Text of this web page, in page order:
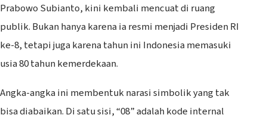
Prabowo Subianto, kini kembali mencuat di ruang
publik. Bukan hanya karena ia resmi menjadi Presiden RI
ke-8, tetapi juga karena tahun ini Indonesia memasuki
usia 80 tahun kemerdekaan.
Angka-angka ini membentuk narasi simbolik yang tak
bisa diabaikan. Di satu sisi, “08” adalah kode internal